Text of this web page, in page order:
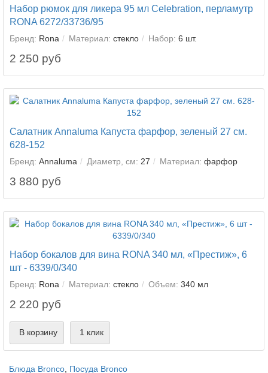
Набор рюмок для ликера 95 мл Celebration, перламутр
RONA 6272/33736/95
Бренд: Rona Материал: стекло Набор: 6 шт.
2 250 руб
Салатник Annaluma Капуста фарфор, зеленый 27 см.
628-152
Бренд: Annaluma Диаметр, см: 27 Материал: фарфор
3 880 руб
Набор бокалов для вина RONA 340 мл, «Престиж», 6
шт - 6339/0/340
Бренд: Rona Материал: стекло Объем: 340 мл
2 220 руб
В корзину 1 клик
Блюда Bronco Посуда Bronco